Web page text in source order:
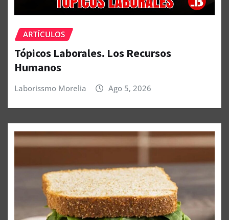
ARTÍCULOS
Tópicos Laborales. Los Recursos
Humanos
Laborissmo Morelia Ago 5, 2026